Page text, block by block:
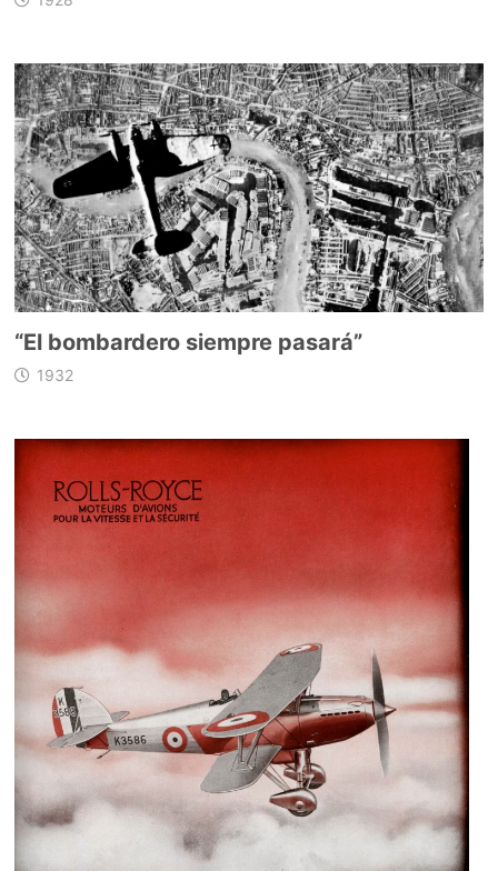
“El bombardero siempre pasará”
1932